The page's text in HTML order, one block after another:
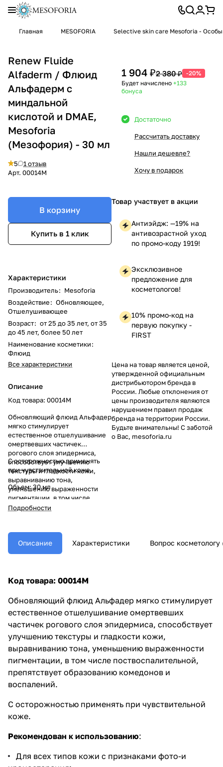
Главная MESOFORIA Selective skin care Mesoforia -
Renew Fluide
Alfaderm / Флюид
Альфадерм с
миндальной
кислотой и DMAE,
Mesoforia
(Мезофория) - 30 мл
5
1 отзыв
Арт. 00014M
В корзину
Купить в 1 клик
Характеристики
Производитель: Mesoforia
Воздействие: Обновляющее,
Отшелушивающее
Возраст: от 25 до 35 лет, от 35
до 45 лет, более 50 лет
Наименование косметики:
Флюид
Все характеристики
Описание
Код товара: 00014M
Обновляющий флюид Альфадер
мягко стимулирует
естественное отшелушивание
омертвевших частичек
рогового слоя эпидермиса,
способствует улучшению
текстуры и гладкости кожи,
выравниванию тона,
уменьшению выраженности
пигментации, в том числе
поствоспалительной,
С осторожностью применять
при чувствительной коже.
Объем: 30 мл
Подробности
1 904 ₽2 380 ₽ -20%
Будет начислено +133
бонуса
Достаточно
Рассчитать доставку
Нашли дешевле?
Хочу в подарок
Товар участвует в акции
Антиэйдж: —19% на
антивозрастной уход
по промо-коду 1919!
Эксклюзивное
предложение для
косметологов!
10% промо-код на
первую покупку -
FIRST
Цена на товар является ценой,
утвержденной официальным
дистрибьютором бренда в
России. Любые отклонения от
цены производителя являются
нарушением правил продаж
бренда на территории России.
Будьте внимательны! С заботой
о Вас, mesoforia.ru
Описание Характеристики Вопрос косметологу
Код товара: 00014M
Обновляющий флюид Альфадер мягко стимулирует
естественное отшелушивание омертвевших
частичек рогового слоя эпидермиса, способствует
улучшению текстуры и гладкости кожи,
выравниванию тона, уменьшению выраженности
пигментации, в том числе поствоспалительной,
препятствует образованию комедонов и
воспалений.
С осторожностью применять при чувствительной
коже.
Рекомендован к использованию:
Для всех типов кожи с признаками фото-и